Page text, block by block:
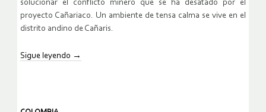
solucionar el conflicto minero que se ha desatado por el
proyecto Cañariaco. Un ambiente de tensa calma se vive en el
distrito andino de Cañaris.
Sigue leyendo →